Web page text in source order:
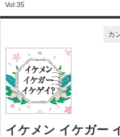
Vol:35
カ
イケメン イケガー